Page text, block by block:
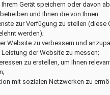
Gerät speichern oder davon
und Ihnen die von Ihnen
zur Verfügung zu stellen (diese
werden);
Website zu verbessern und
der Website zu messen;
zu erstellen, um Ihnen
mit sozialen Netzwerken zu